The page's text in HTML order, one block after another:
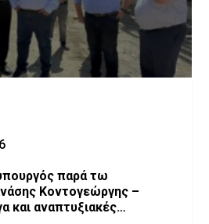
παρά τω
Κοντογεώργης –
και αναπτυξιακές